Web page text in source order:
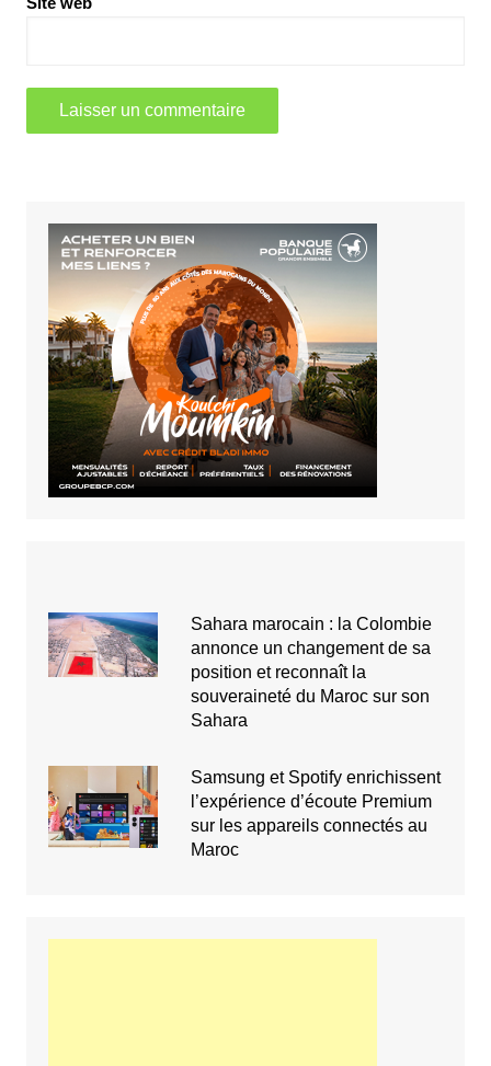
Sahara marocain : la Colombie
annonce un changement de sa
position et reconnaît la
souveraineté du Maroc sur son
Sahara
Samsung et Spotify enrichissent
l’expérience d’écoute Premium
sur les appareils connectés au
Maroc